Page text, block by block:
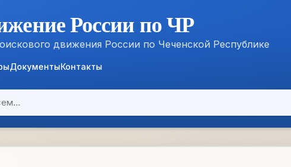
России по ЧР
движения России по Чеченской Республике
ДокументыКонтакты